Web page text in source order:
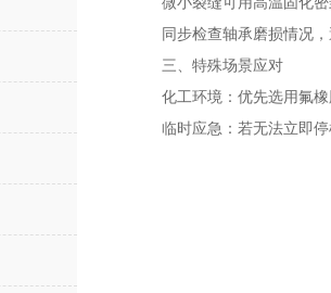
同步检查轴承磨损情况
三、特殊场景应对
化工环境‌：优先选用氟
临时应急‌：若无法立即